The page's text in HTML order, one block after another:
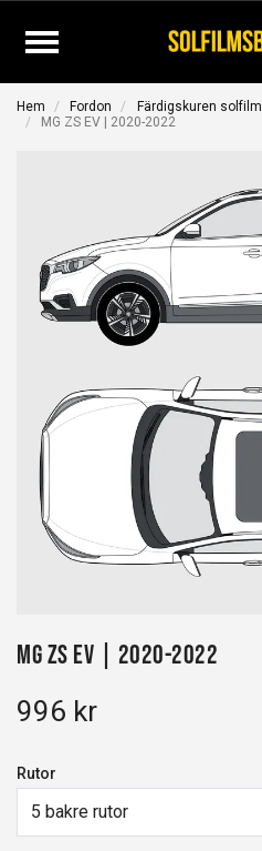
Hem Fordon Färdigskuren solfilm
MG ZS EV | 2020-2022
MG ZS EV | 2020-2022
996 kr
Rutor
5 bakre rutor